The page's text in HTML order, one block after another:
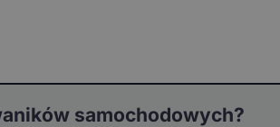
samochodowych?